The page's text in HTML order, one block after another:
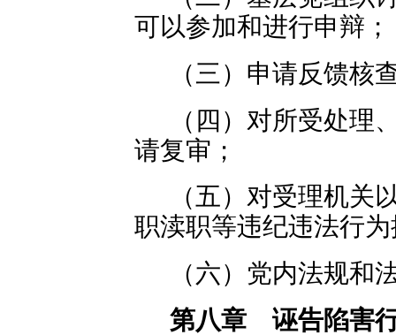
可以参加和进行申辩；
（三）申请反馈核
（四）对所受处理
请复审；
（五）对受理机关
职渎职等违纪违法行
（六）党内法规和
第八章 诬告陷害